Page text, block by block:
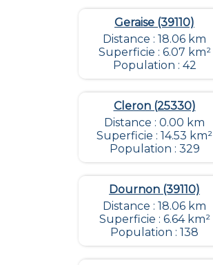
Geraise (39110)
Distance : 18.06 km
Superficie : 6.07 km²
Population : 42
Cleron (25330)
Distance : 0.00 km
Superficie : 14.53 km²
Population : 329
Dournon (39110)
Distance : 18.06 km
Superficie : 6.64 km²
Population : 138